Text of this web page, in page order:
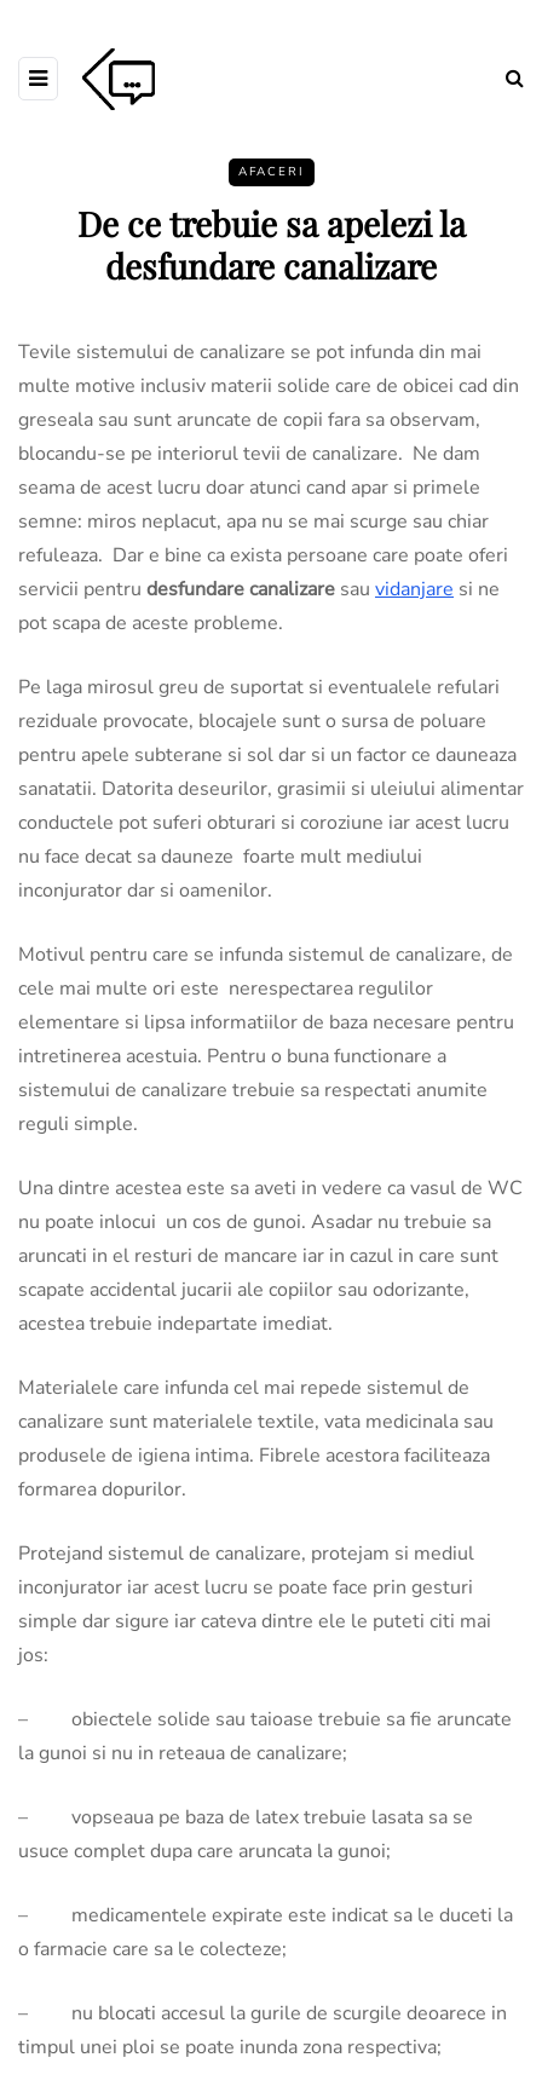
AFACERI
De ce trebuie sa apelezi la
desfundare canalizare
Tevile sistemului de canalizare se pot infunda din mai
multe motive inclusiv materii solide care de obicei cad din
greseala sau sunt aruncate de copii fara sa observam,
blocandu-se pe interiorul tevii de canalizare. Ne dam
seama de acest lucru doar atunci cand apar si primele
semne: miros neplacut, apa nu se mai scurge sau chiar
refuleaza. Dar e bine ca exista persoane care poate oferi
servicii pentru desfundare canalizare sau vidanjare si ne
pot scapa de aceste probleme.
Pe laga mirosul greu de suportat si eventualele refulari
reziduale provocate, blocajele sunt o sursa de poluare
pentru apele subterane si sol dar si un factor ce dauneaza
sanatatii. Datorita deseurilor, grasimii si uleiului alimentar
conductele pot suferi obturari si coroziune iar acest lucru
nu face decat sa dauneze foarte mult mediului
inconjurator dar si oamenilor.
Motivul pentru care se infunda sistemul de canalizare, de
cele mai multe ori este nerespectarea regulilor
elementare si lipsa informatiilor de baza necesare pentru
intretinerea acestuia. Pentru o buna functionare a
sistemului de canalizare trebuie sa respectati anumite
reguli simple.
Una dintre acestea este sa aveti in vedere ca vasul de WC
nu poate inlocui un cos de gunoi. Asadar nu trebuie sa
aruncati in el resturi de mancare iar in cazul in care sunt
scapate accidental jucarii ale copiilor sau odorizante,
acestea trebuie indepartate imediat.
Materialele care infunda cel mai repede sistemul de
canalizare sunt materialele textile, vata medicinala sau
produsele de igiena intima. Fibrele acestora faciliteaza
formarea dopurilor.
Protejand sistemul de canalizare, protejam si mediul
inconjurator iar acest lucru se poate face prin gesturi
simple dar sigure iar cateva dintre ele le puteti citi mai
jos:
– obiectele solide sau taioase trebuie sa fie aruncate
la gunoi si nu in reteaua de canalizare;
– vopseaua pe baza de latex trebuie lasata sa se
usuce complet dupa care aruncata la gunoi;
– medicamentele expirate este indicat sa le duceti la
o farmacie care sa le colecteze;
– nu blocati accesul la gurile de scurgile deoarece in
timpul unei ploi se poate inunda zona respectiva;